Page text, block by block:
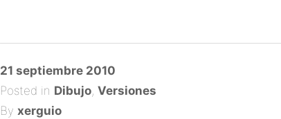
Posted
on
21 septiembre 2010
Posted in Dibujo, Versiones
By xerguio